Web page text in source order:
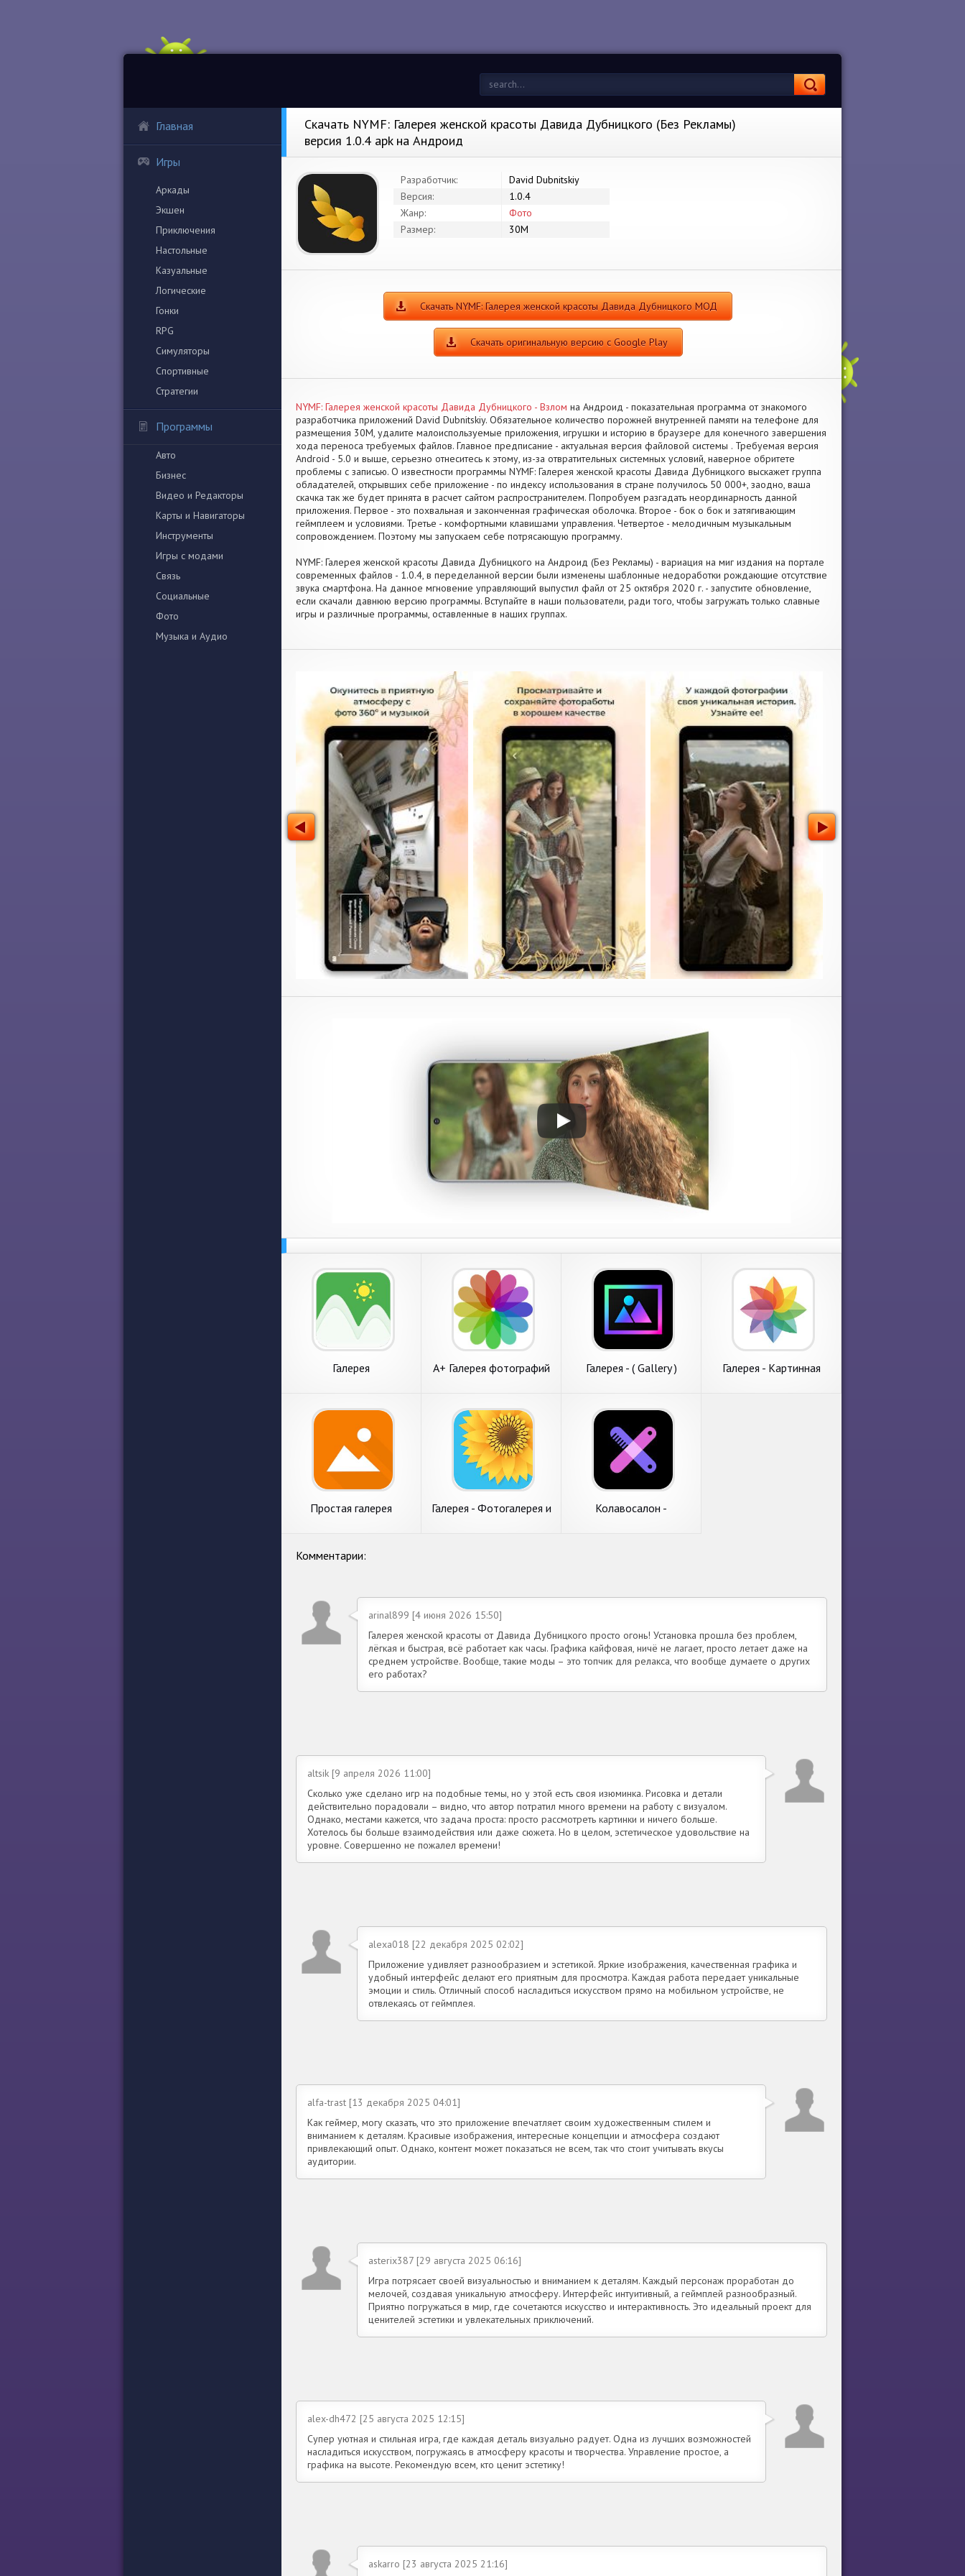
Главная
Игры
Аркады
Экшен
Приключения
Настольные
Казуальные
Логические
Гонки
RPG
Симуляторы
Спортивные
Стратегии
Программы
Авто
Бизнес
Видео и Редакторы
Карты и Навигаторы
Инструменты
Игры с модами
Связь
Социальные
Фото
Музыка и Аудио
Скачать NYMF: Галерея женской красоты Давида Дубницкого (Без Рекламы)
версия 1.0.4 apk на Андроид
Разработчик:
David Dubnitskiy
Версия:
1.0.4
Жанр:
Фото
Размер:
30M
Скачать NYMF: Галерея женской красоты Давида Дубницкого МОД
Скачать оригинальную версию с Google Play
NYMF: Галерея женской красоты Давида Дубницкого - Взлом на Андроид - показательная программа от знакомого
разработчика приложений David Dubnitskiy. Обязательное количество порожней внутренней памяти на телефоне для
размещения 30M, удалите малоиспользуемые приложения, игрушки и историю в браузере для конечного завершения
хода переноса требуемых файлов. Главное предписание - актуальная версия файловой системы . Требуемая версия
Android - 5.0 и выше, серьезно отнеситесь к этому, из-за отвратительных системных условий, наверное обритете
проблемы с записью. О известности программы NYMF: Галерея женской красоты Давида Дубницкого выскажет группа
обладателей, открывших себе приложение - по индексу использования в стране получилось 50 000+, заодно, ваша
скачка так же будет принята в расчет сайтом распространителем. Попробуем разгадать неординарность данной
приложения. Первое - это похвальная и законченная графическая оболочка. Второе - бок о бок и затягивающим
геймплеем и условиями. Третье - комфортными клавишами управления. Четвертое - мелодичным музыкальным
сопровождением. Поэтому мы запускаем себе потрясающую программу.
NYMF: Галерея женской красоты Давида Дубницкого на Андроид (Без Рекламы) - вариация на миг издания на портале
современных файлов - 1.0.4, в переделанной версии были изменены шаблонные недоработки рождающие отсутствие
звука смартфона. На данное мгновение управляющий выпустил файл от 25 октября 2020 г. - запустите обновление,
если скачали давнюю версию программы. Вступайте в наши пользователи, ради того, чтобы загружать только славные
игры и различные программы, оставленные в наших группах.
Галерея
A+ Галерея фотографий
Галерея - ( Gallery )
Галерея - Картинная
Простая галерея
Галерея - Фотогалерея и
Колавосалон -
Комментарии:
arinal899 [4 июня 2026 15:50]
Галерея женской красоты от Давида Дубницкого просто огонь! Установка прошла без проблем,
лёгкая и быстрая, всё работает как часы. Графика кайфовая, ничё не лагает, просто летает даже на
среднем устройстве. Вообще, такие моды – это топчик для релакса, что вообще думаете о других
его работах?
altsik [9 апреля 2026 11:00]
Сколько уже сделано игр на подобные темы, но у этой есть своя изюминка. Рисовка и детали
действительно порадовали – видно, что автор потратил много времени на работу с визуалом.
Однако, местами кажется, что задача проста: просто рассмотреть картинки и ничего больше.
Хотелось бы больше взаимодействия или даже сюжета. Но в целом, эстетическое удовольствие на
уровне. Совершенно не пожалел времени!
alexa018 [22 декабря 2025 02:02]
Приложение удивляет разнообразием и эстетикой. Яркие изображения, качественная графика и
удобный интерфейс делают его приятным для просмотра. Каждая работа передает уникальные
эмоции и стиль. Отличный способ насладиться искусством прямо на мобильном устройстве, не
отвлекаясь от геймплея.
alfa-trast [13 декабря 2025 04:01]
Как геймер, могу сказать, что это приложение впечатляет своим художественным стилем и
вниманием к деталям. Красивые изображения, интересные концепции и атмосфера создают
привлекающий опыт. Однако, контент может показаться не всем, так что стоит учитывать вкусы
аудитории.
asterix387 [29 августа 2025 06:16]
Игра потрясает своей визуальностью и вниманием к деталям. Каждый персонаж проработан до
мелочей, создавая уникальную атмосферу. Интерфейс интуитивный, а геймплей разнообразный.
Приятно погружаться в мир, где сочетаются искусство и интерактивность. Это идеальный проект для
ценителей эстетики и увлекательных приключений.
alex-dh472 [25 августа 2025 12:15]
Супер уютная и стильная игра, где каждая деталь визуально радует. Одна из лучших возможностей
насладиться искусством, погружаясь в атмосферу красоты и творчества. Управление простое, а
графика на высоте. Рекомендую всем, кто ценит эстетику!
askarro [23 августа 2025 21:16]